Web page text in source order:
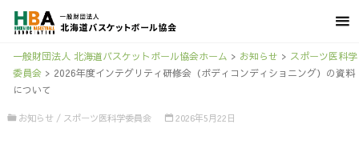
一般財団法人 北海道バスケットボール協会ホーム > お知らせ > スポーツ医科学
委員会> 2026年度インテグリティ研修会（ボディコンディショニング）の資料
について
お知らせ / スポーツ医科学委員会 2026年5月22日